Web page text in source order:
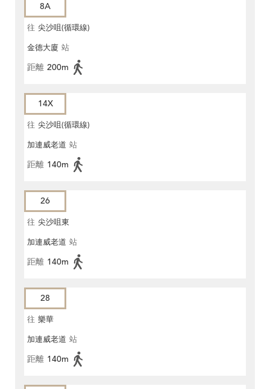
8A
往 尖沙咀(循環線)
金德大廈 站
距離 200m
14X
往 尖沙咀(循環線)
加連威老道 站
距離 140m
26
往 尖沙咀東
加連威老道 站
距離 140m
28
往 樂華
加連威老道 站
距離 140m